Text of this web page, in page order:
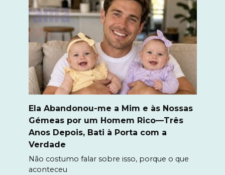
Ela Abandonou-me a Mim e às Nossas
Gémeas por um Homem Rico—Três
Anos Depois, Bati à Porta com a
Verdade
Não costumo falar sobre isso, porque o que
aconteceu